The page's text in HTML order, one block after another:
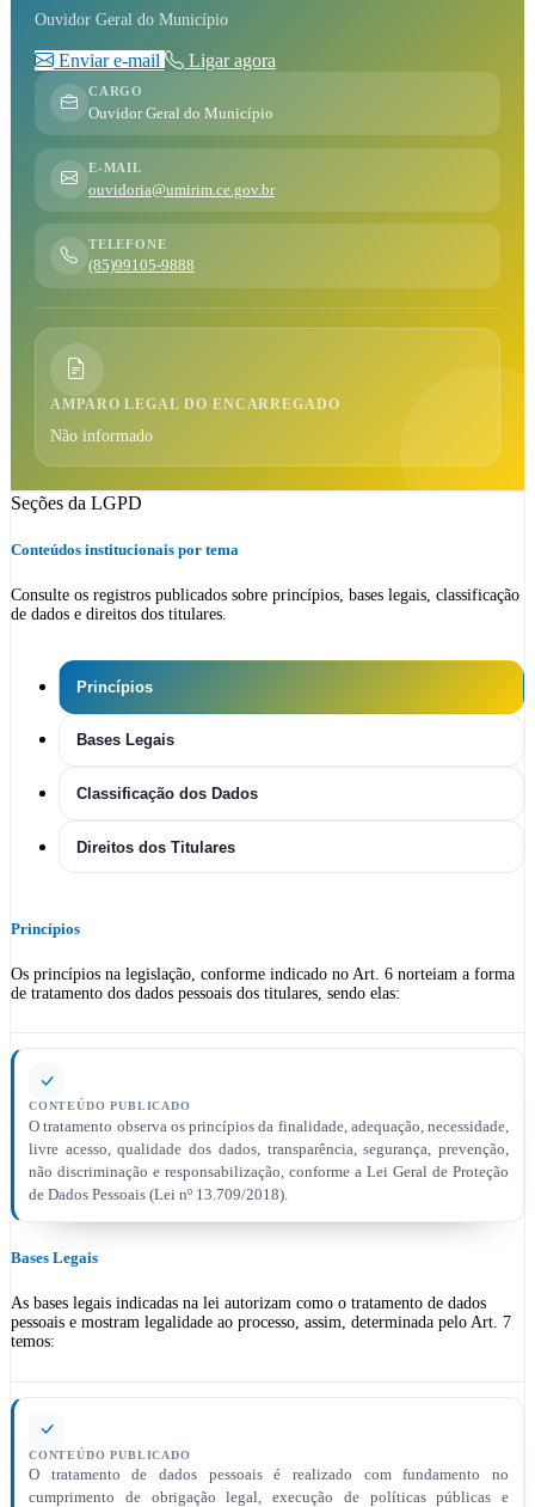
Ouvidor Geral do Município
Enviar e-mail Ligar agora
CARGO
Ouvidor Geral do Município
E-MAIL
ouvidoria@umirim.ce.gov.br
TELEFONE
(85)99105-9888
AMPARO LEGAL DO ENCARREGADO
Não informado
Seções da LGPD
Conteúdos institucionais por tema
Consulte os registros publicados sobre princípios, bases legais, classificação
de dados e direitos dos titulares.
Princípios
Bases Legais
Classificação dos Dados
Direitos dos Titulares
Princípios
Os princípios na legislação, conforme indicado no Art. 6 norteiam a forma
de tratamento dos dados pessoais dos titulares, sendo elas:
CONTEÚDO PUBLICADO
O tratamento observa os princípios da finalidade, adequação, necessidade,
livre acesso, qualidade dos dados, transparência, segurança, prevenção,
não discriminação e responsabilização, conforme a Lei Geral de Proteção
de Dados Pessoais (Lei nº 13.709/2018).
Bases Legais
As bases legais indicadas na lei autorizam como o tratamento de dados
pessoais e mostram legalidade ao processo, assim, determinada pelo Art. 7
temos:
CONTEÚDO PUBLICADO
O tratamento de dados pessoais é realizado com fundamento no
cumprimento de obrigação legal, execução de políticas públicas e